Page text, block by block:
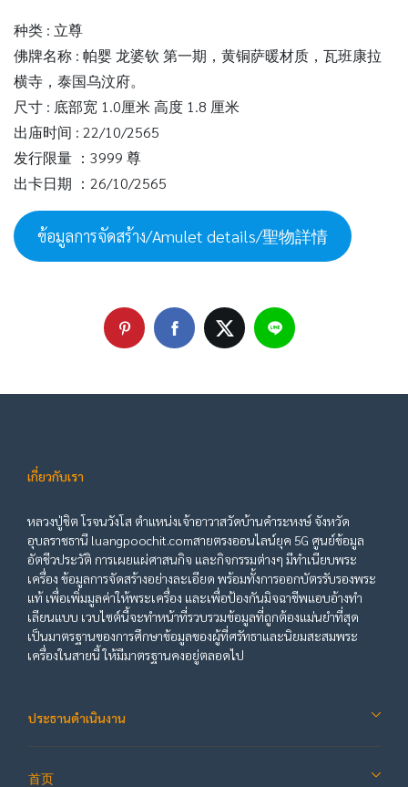
种类 : 立尊
佛牌名称 : 帕婴 龙婆钦 第一期，黄铜萨暖材质，瓦班康拉
横寺，泰国乌汶府。
尺寸 : 底部宽 1.0厘米 高度 1.8 厘米
出庙时间 : 22/10/2565
发行限量 ：3999 尊
出卡日期 ：26/10/2565
ข้อมูลการจัดสร้าง/Amulet details/聖物詳情
เกี่ยวกับเรา
หลวงปู่ชิต โรจนวังโส ตำแหน่งเจ้าอาวาสวัดบ้านคำระหงษ์ จังหวัด
อุบลราชธานี luangpoochit.comสายตรงออนไลน์ยุค 5G ศูนย์ข้อมูล
อัตชีวประวัติ การเผยแผ่ศาสนกิจ และกิจกรรมต่างๆ มีทำเนียบพระ
เครื่อง ข้อมูลการจัดสร้างอย่างละเอียด พร้อมทั้งการออกบัตรรับรองพระ
แท้ เพื่อเพิ่มมูลค่าให้พระเครื่อง และเพื่อป้องกันมิจฉาชีพแอบอ้างทำ
เลียนแบบ เวบไซต์นี้จะทำหน้าที่รวบรวมข้อมูลที่ถูกต้องแม่นยำที่สุด
เป็นมาตรฐานของการศึกษาข้อมูลของผู้ที่ศรัทธาและนิยมสะสมพระ
เครื่องในสายนี้ ให้มีมาตรฐานคงอยู่ตลอดไป
ประธานดำเนินงาน
首页